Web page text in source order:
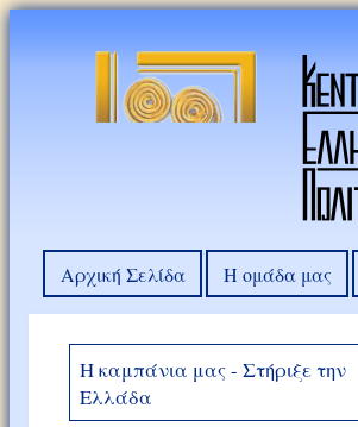
Αρχική Σελίδα Η ομάδα μας
Η καμπάνια μας - Στήριξε την
Ελλάδα